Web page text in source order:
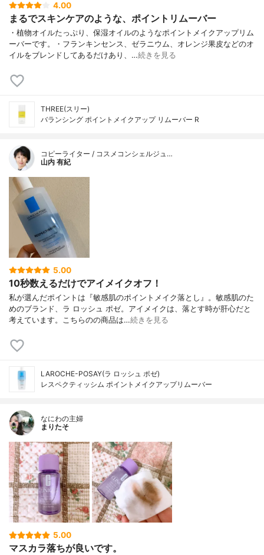
4.00
まるでスキンケアのような、ポイントリムーバー
・植物オイルたっぷり、保湿オイルのようなポイントメイクアップリム
ーバーです。・フランキンセンス、ゼラニウム、オレンジ果皮などのオ
イルをブレンドしてあるだけあり、…続きを見る
THREE(スリー)
バランシング ポイントメイクアップ リムーバー R
コピーライター / コスメコンシェルジュ…
山内 有紀
5.00
10秒数えるだけでアイメイクオフ！
私が選んだポイントは『敏感肌のポイントメイク落とし』。敏感肌のた
めのブランド、ラ ロッシュ ポゼ。アイメイクは、落とす時が肝心だと
考えています。こちらのの商品は…続きを見る
LAROCHE-POSAY(ラ ロッシュ ポゼ)
レスペクティッシム ポイントメイクアップリムーバー
なにわの主婦
まりたそ
5.00
マスカラ落ちが良いです。